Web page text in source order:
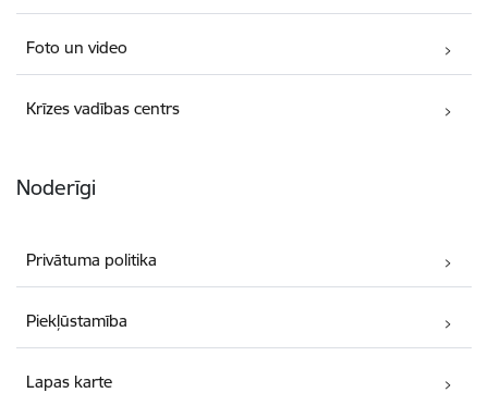
Foto un video
Krīzes vadības centrs
Noderīgi
Privātuma politika
Piekļūstamība
Lapas karte